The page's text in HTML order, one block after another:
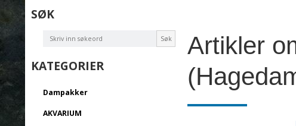
SØK
Søk
KATEGORIER
Dampakker
AKVARIUM
Artikler